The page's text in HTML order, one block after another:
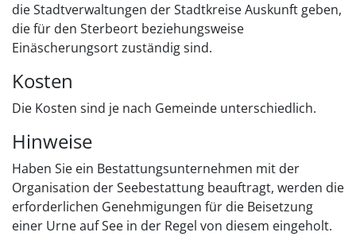
die Stadtverwaltungen der Stadtkreise Auskunft geben,
die für den Sterbeort beziehungsweise
Einäscherungsort zuständig sind.
Kosten
Die Kosten sind je nach Gemeinde unterschiedlich.
Hinweise
Haben Sie ein Bestattungsunternehmen mit der
Organisation der Seebestattung beauftragt, werden die
erforderlichen Genehmigungen für die Beisetzung
einer Urne auf See in der Regel von diesem eingeholt.